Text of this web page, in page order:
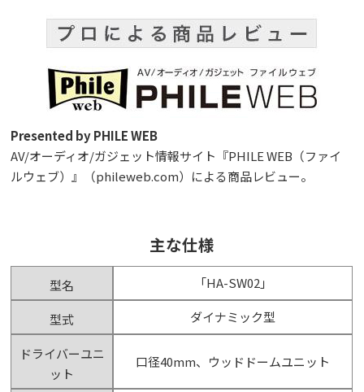
Presented by PHILE WEB
AV/オーディオ/ガジェット情報サイト『PHILE WEB（ファイ
ルウェブ）』（phileweb.com）による商品レビュー。
主な仕様
型名 「HA-SW02」
型式 ダイナミック型
ドライバーユニ
ット
口径40mm、ウッドドームユニット